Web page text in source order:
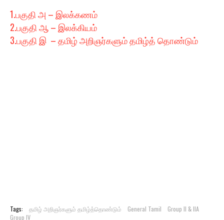
1.பகுதி அ – இலக்கணம்
2.பகுதி ஆ – இலக்கியம்
3.பகுதி இ – தமிழ் அறிஞர்களும் தமிழ்த் தொண்டும்
Tags: தமிழ் அறிஞர்களும் தமிழ்த்தொண்டும் General Tamil
Group II & IIA
Group IV